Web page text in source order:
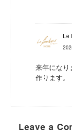
Le
来年になり
作ります。
Leave a